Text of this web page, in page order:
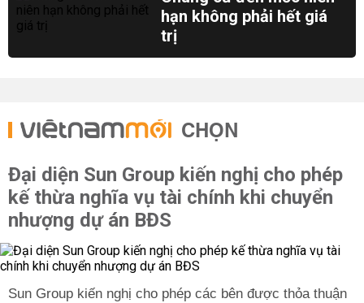
hạn không phải hết giá
trị
CHỌN
Đại diện Sun Group kiến nghị cho phép
kế thừa nghĩa vụ tài chính khi chuyển
nhượng dự án BĐS
Sun Group kiến nghị cho phép các bên được thỏa thuận